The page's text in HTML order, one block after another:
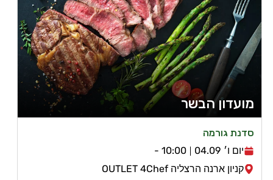
מועדון הבשר
סדנת גורמה
יום ו׳ 04.09
10:00 -
קניון ארנה הרצליה OUTLET 4Chef